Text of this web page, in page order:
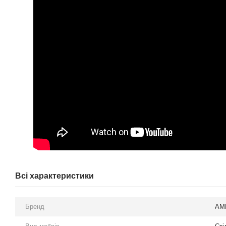
Всі характеристики
Бренд